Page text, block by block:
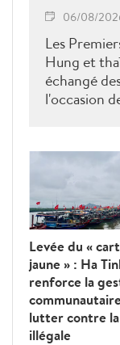
06/08/
Les
Hung et
échangé
l'occasion
Levée du «
jaune » : Ha
renforce la
lutter contre
illégale